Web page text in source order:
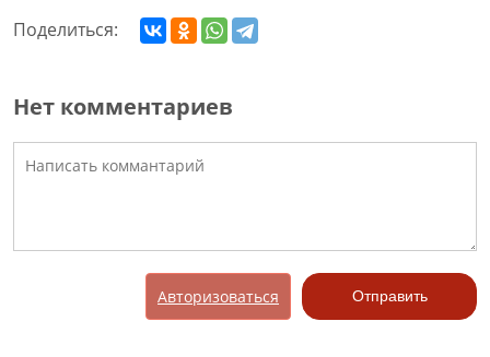
Поделиться:
Нет комментариев
Авторизоваться Отправить